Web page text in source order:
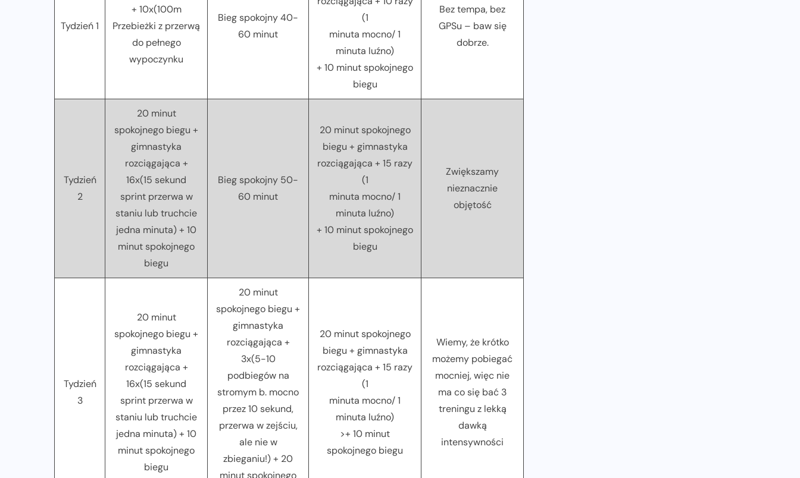
Tydzień 1
+ 10x(100m
Przebieżki z przerwą
do pełnego
wypoczynku
Bieg spokojny 40-
60 minut
(1
minuta mocno/ 1
minuta luźno)
+ 10 minut spokojnego
biegu
Bez tempa, bez
GPSu – baw się
dobrze.
Tydzień
2
20 minut
spokojnego biegu +
gimnastyka
rozciągająca +
16x(15 sekund
sprint przerwa w
staniu lub truchcie
jedna minuta) + 10
minut spokojnego
biegu
Bieg spokojny 50-
60 minut
20 minut spokojnego
biegu + gimnastyka
rozciągająca + 15 razy
(1
minuta mocno/ 1
minuta luźno)
+ 10 minut spokojnego
biegu
Zwiększamy
nieznacznie
objętość
Tydzień
3
20 minut
spokojnego biegu +
gimnastyka
rozciągająca +
16x(15 sekund
sprint przerwa w
staniu lub truchcie
jedna minuta) + 10
minut spokojnego
biegu
20 minut
spokojnego biegu +
gimnastyka
rozciągająca +
3x(5-10
podbiegów na
stromym b. mocno
przez 10 sekund,
przerwa w zejściu,
ale nie w
zbieganiu!) + 20
minut spokojnego
20 minut spokojnego
biegu + gimnastyka
rozciągająca + 15 razy
(1
minuta mocno/ 1
minuta luźno)
>+ 10 minut
spokojnego biegu
Wiemy, że krótko
możemy pobiegać
mocniej, więc nie
ma co się bać 3
treningu z lekką
dawką
intensywności